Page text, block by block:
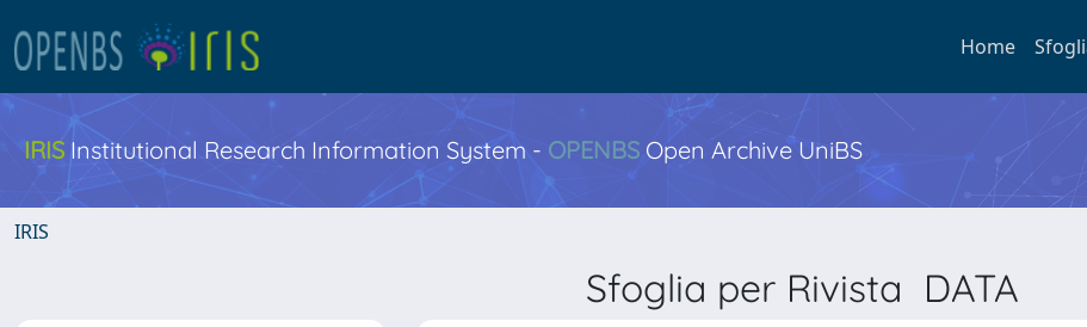
Home
IRIS Institutional Research Information System - OPENBS Open Archive UniBS
IRIS
Sfoglia per Rivista DATA